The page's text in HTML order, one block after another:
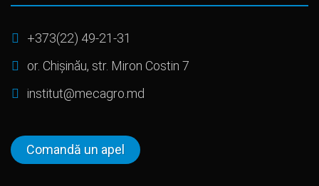
+373(22) 49-21-31
or. Chișinău, str. Miron Costin 7
institut@mecagro.md
Comandă un apel